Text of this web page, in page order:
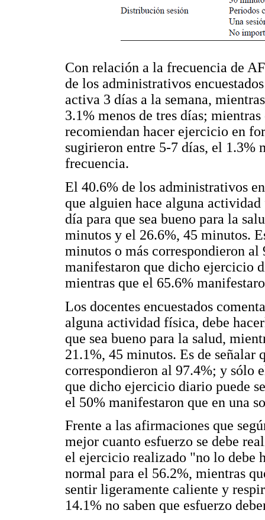
Con relación a la frecuencia de
de los administrativos
activa 3 días a la semana,
3.1% menos de tres días;
recomiendan hacer ejercicio en
sugirieron entre 5-7 días, el 1.3%
frecuencia.
El 40.6% de los administrativos
que alguien hace alguna
día para que sea bueno para la
minutos y el 26.6%, 45 minutos.
minutos o más correspondieron
manifestaron que dicho ejercicio
mientras que el 65.6%
Los docentes encuestados
alguna actividad física, debe
que sea bueno para la salud,
21.1%, 45 minutos. Es de señalar
correspondieron al 97.4%; y sólo
que dicho ejercicio diario puede
el 50% manifestaron que en una
Frente a las afirmaciones que
mejor cuanto esfuerzo se debe
el ejercicio realizado "no lo debe
normal para el 56.2%, mientras
sentir ligeramente caliente y
14.1% no saben que esfuerzo